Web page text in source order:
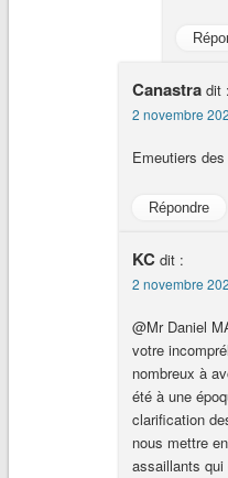
Canastra dit :
2 novembre
Emeutiers
Répondre
KC dit :
2 novembre
@Mr Daniel
votre
nombreux à
été à une
clarification
nous mettre
assaillants qui